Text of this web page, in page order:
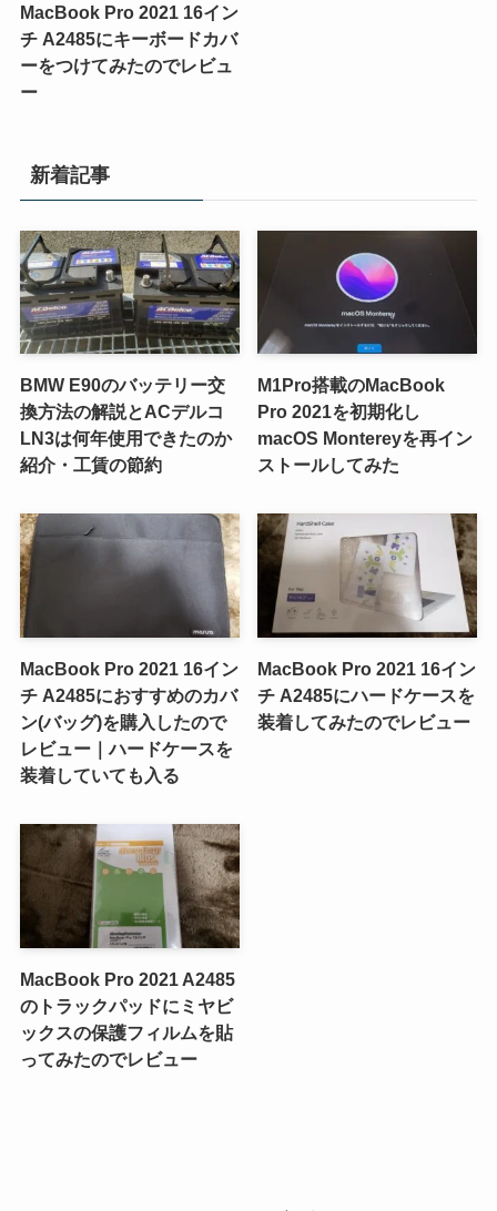
MacBook Pro 2021 16イン
チ A2485にキーボードカバ
ーをつけてみたのでレビュ
ー
新着記事
BMW E90のバッテリー交
換方法の解説とACデルコ
LN3は何年使用できたのか
紹介・工賃の節約
M1Pro搭載のMacBook
Pro 2021を初期化し
macOS Montereyを再イン
ストールしてみた
MacBook Pro 2021 16イン
チ A2485におすすめのカバ
ン(バッグ)を購入したので
レビュー｜ハードケースを
装着していても入る
MacBook Pro 2021 16イン
チ A2485にハードケースを
装着してみたのでレビュー
MacBook Pro 2021 A2485
のトラックパッドにミヤビ
ックスの保護フィルムを貼
ってみたのでレビュー